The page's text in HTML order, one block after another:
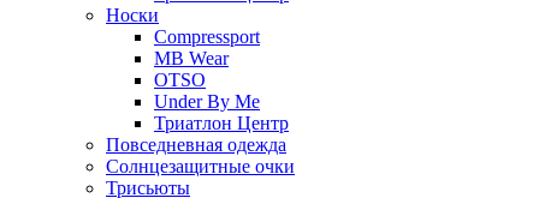
Носки
Compressport
MB Wear
OTSO
Under By Me
Триатлон Центр
Повседневная одежда
Солнцезащитные очки
Трисьюты